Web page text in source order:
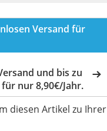
Versand für
und bis zu
nur 8,90€/Jahr.
diesen Artikel zu Ihrer